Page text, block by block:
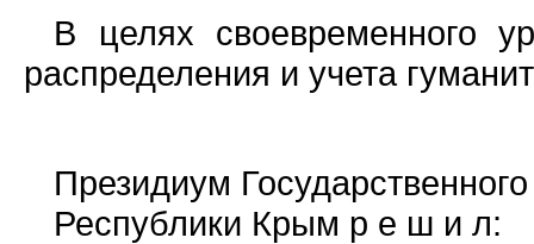
В целях своевременного
распределения и учета
Президиум
Республики Крым р е ш и л: